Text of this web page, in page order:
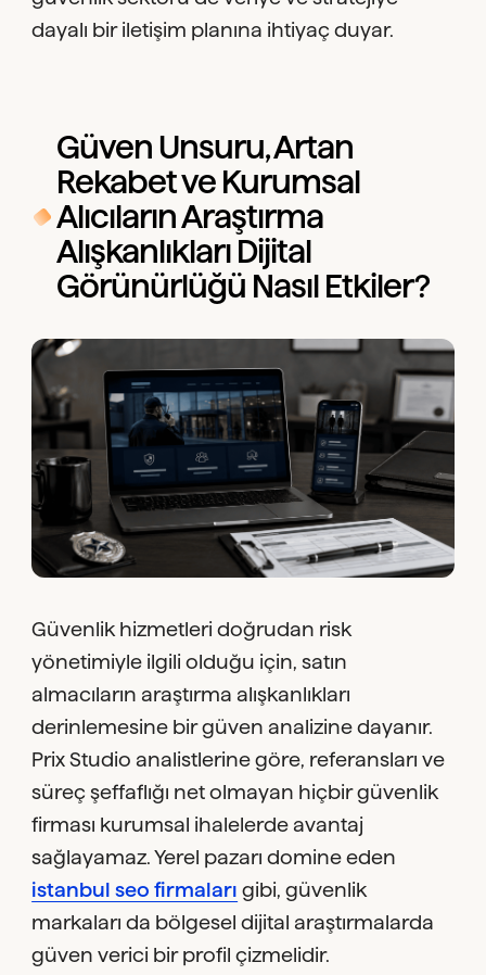
dayalı bir iletişim planına ihtiyaç duyar.
Güven Unsuru, Artan
Rekabet ve Kurumsal
Alıcıların Araştırma
Alışkanlıkları Dijital
Görünürlüğü Nasıl Etkiler?
Güvenlik hizmetleri doğrudan risk
yönetimiyle ilgili olduğu için, satın
almacıların araştırma alışkanlıkları
derinlemesine bir güven analizine dayanır.
Prix Studio analistlerine göre, referansları ve
süreç şeffaflığı net olmayan hiçbir güvenlik
firması kurumsal ihalelerde avantaj
sağlayamaz. Yerel pazarı domine eden
istanbul seo firmaları gibi, güvenlik
markaları da bölgesel dijital araştırmalarda
güven verici bir profil çizmelidir.